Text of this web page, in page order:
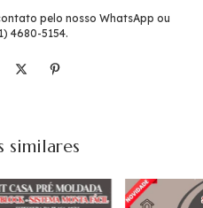
pelo nosso WhatsApp ou
4680-5154.
similares